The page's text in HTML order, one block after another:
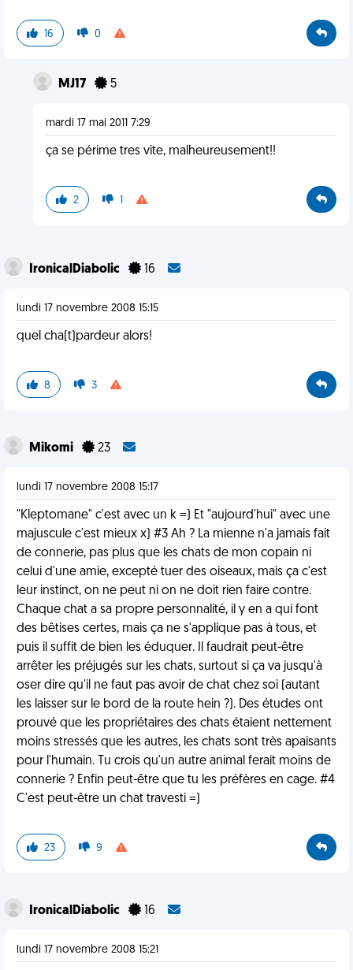
16 0
MJ17 5
mardi 17 mai 2011 7:29
ça se périme tres vite, malheureusement!!
2 1
IronicalDiabolic 16
lundi 17 novembre 2008 15:15
quel cha(t)pardeur alors!
8 3
Mikomi 23
lundi 17 novembre 2008 15:17
"Kleptomane" c'est avec un k =) Et "aujourd'hui" avec une
majuscule c'est mieux x) #3 Ah ? La mienne n'a jamais fait
de connerie, pas plus que les chats de mon copain ni
celui d'une amie, excepté tuer des oiseaux, mais ça c'est
leur instinct, on ne peut ni on ne doit rien faire contre.
Chaque chat a sa propre personnalité, il y en a qui font
des bêtises certes, mais ça ne s'applique pas à tous, et
puis il suffit de bien les éduquer. Il faudrait peut-être
arrêter les préjugés sur les chats, surtout si ça va jusqu'à
oser dire qu'il ne faut pas avoir de chat chez soi (autant
les laisser sur le bord de la route hein ?). Des études ont
prouvé que les propriétaires des chats étaient nettement
moins stressés que les autres, les chats sont très apaisants
pour l'humain. Tu crois qu'un autre animal ferait moins de
connerie ? Enfin peut-être que tu les préfères en cage. #4
C'est peut-être un chat travesti =)
23 9
IronicalDiabolic 16
lundi 17 novembre 2008 15:21